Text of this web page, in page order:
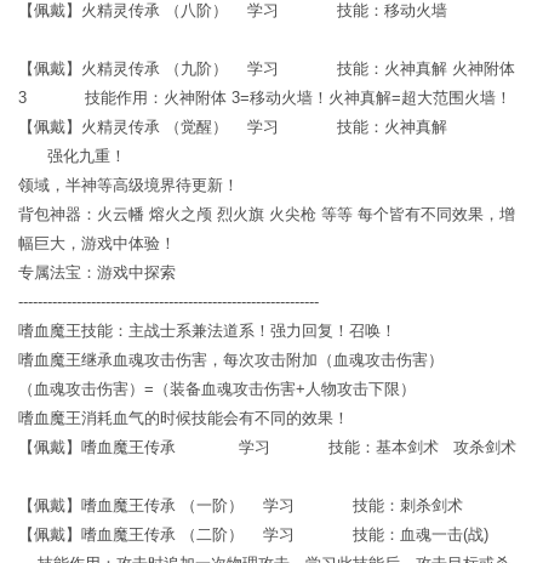
【佩戴】火精灵传承 （八阶） 学习 技能：移动火墙
【佩戴】火精灵传承 （九阶） 学习 技能：火神真解 火神附体
3 技能作用：火神附体 3=移动火墙！火神真解=超大范围火墙！
【佩戴】火精灵传承 （觉醒） 学习 技能：火神真解
强化九重！
领域，半神等高级境界待更新！
背包神器：火云幡 熔火之颅 烈火旗 火尖枪 等等 每个皆有不同效果，增
幅巨大，游戏中体验！
专属法宝：游戏中探索
--------------------------------------------------------------
嗜血魔王技能：主战士系兼法道系！强力回复！召唤！
嗜血魔王继承血魂攻击伤害，每次攻击附加（血魂攻击伤害）
（血魂攻击伤害）=（装备血魂攻击伤害+人物攻击下限）
嗜血魔王消耗血气的时候技能会有不同的效果！
【佩戴】嗜血魔王传承 学习 技能：基本剑术 攻杀剑术
【佩戴】嗜血魔王传承 （一阶） 学习 技能：刺杀剑术
【佩戴】嗜血魔王传承 （二阶） 学习 技能：血魂一击(战)